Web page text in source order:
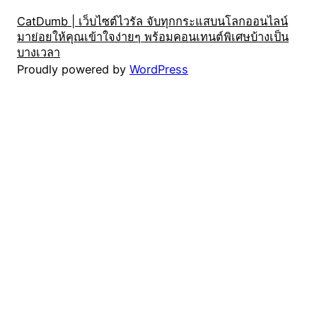
CatDumb | เว็บไซต์ไวรัล จับทุกกระแสบนโลกออนไลน์
มาย่อยให้คุณเข้าใจง่ายๆ พร้อมคอนเทนต์พิเศษบ้างเป็น
บางเวลา
Proudly powered by WordPress